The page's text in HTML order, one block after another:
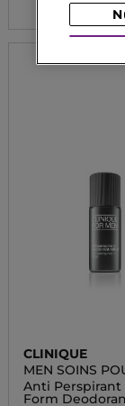
CLINIQUE
MEN SOINS
CORPS
Anti Perspirant
Form